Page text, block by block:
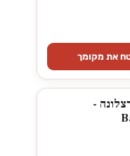
את מקומך
-